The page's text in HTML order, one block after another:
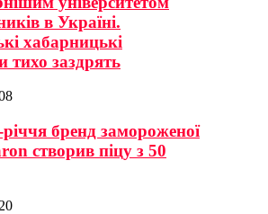
в Україні.
хабарницькі
тихо заздрять
бренд замороженої
створив піцу з 50